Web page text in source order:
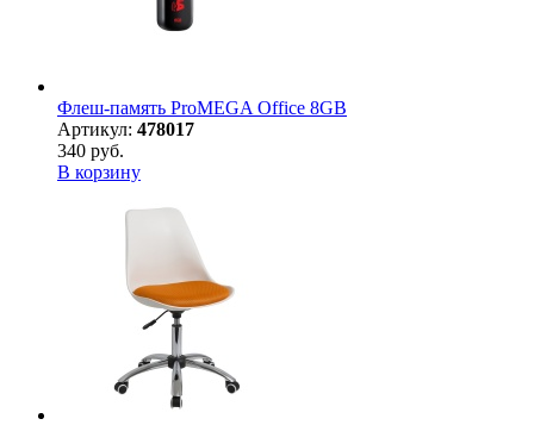
Флеш-память ProMEGA Office 8GB
Артикул: 478017
340 руб.
В корзину